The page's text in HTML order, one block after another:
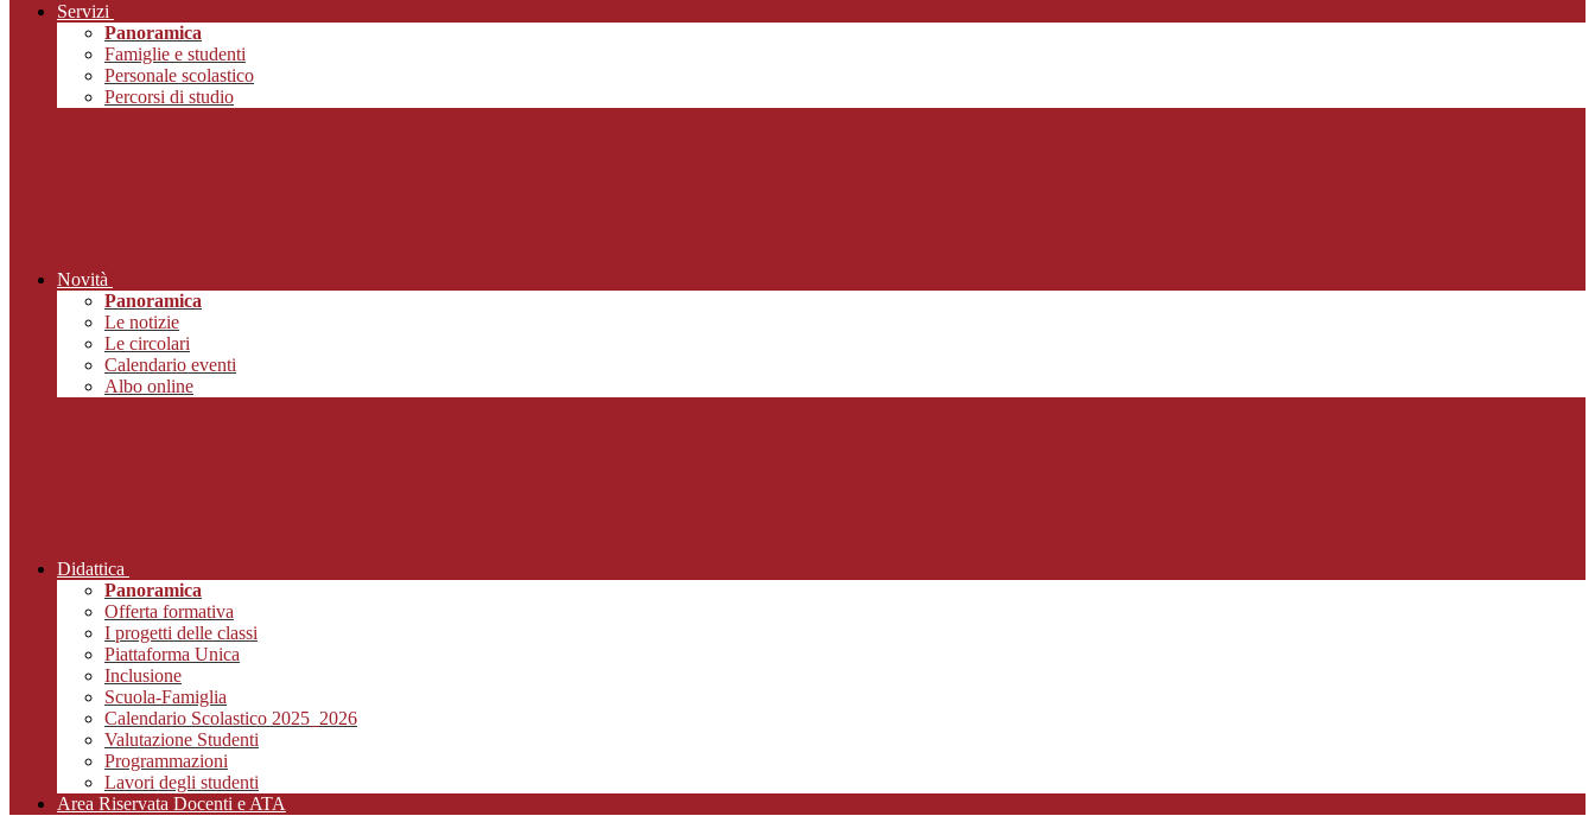
Servizi
Panoramica
Famiglie e studenti
Personale scolastico
Percorsi di studio
Novità
Panoramica
Le notizie
Le circolari
Calendario eventi
Albo online
Didattica
Panoramica
Offerta formativa
I progetti delle classi
Piattaforma Unica
Inclusione
Scuola-Famiglia
Calendario Scolastico 2025_2026
Valutazione Studenti
Programmazioni
Lavori degli studenti
Area Riservata Docenti e ATA